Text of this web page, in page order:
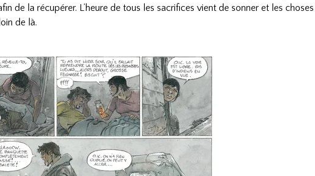
de la récupérer. L’heure de tous les sacrifices vient de sonner et les choses
de là.